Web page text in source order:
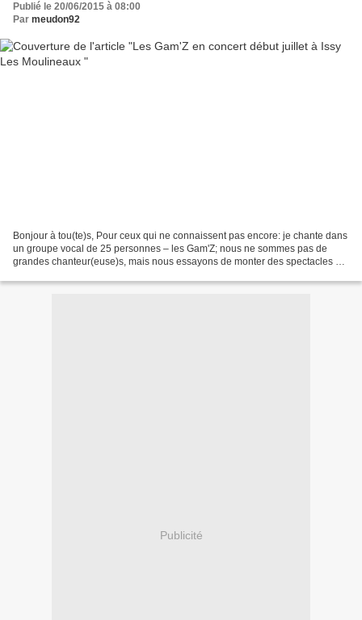
Publié le 20/06/2015 à 08:00
Par meudon92
Bonjour à tou(te)s, Pour ceux qui ne connaissent pas encore: je chante dans
un groupe vocal de 25 personnes – les Gam'Z; nous ne sommes pas de
grandes chanteur(euse)s, mais nous essayons de monter des spectacles un
Publicité